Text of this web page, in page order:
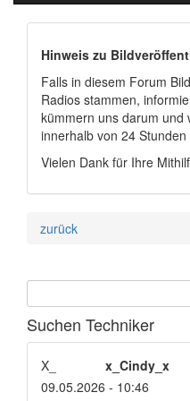
Hinweis zu
Falls in diesem Forum
Radios stammen,
kümmern uns darum und
innerhalb von 24
Vielen Dank für Ihre
zurück
Suchen Techniker
X_ x_Cindy_x
09.05.2026 - 10:46